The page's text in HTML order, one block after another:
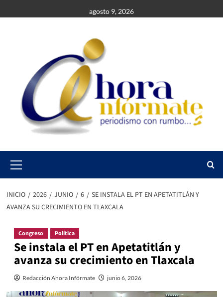
al
agosto 9, 2026
Menu
INICIO 2026 JUNIO 6
SE INSTALA EL PT EN APETATITLÁN Y
AVANZA SU CRECIMIENTO EN TLAXCALA
Congreso Política
Se instala el PT en Apetatitlán y
avanza su crecimiento en Tlaxcala
Redacción Ahora Infórmate junio 6, 2026